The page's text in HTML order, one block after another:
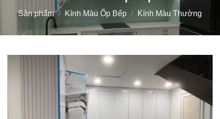
Sản phẩm / Kính Màu Ốp Bếp / Kính Màu Thường